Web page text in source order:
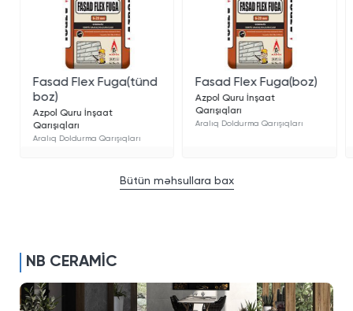
Bütün məhsullara bax
Fasad Flex Fuga(tünd
boz)
Azpol Quru İnşaat
Qarışıqları
Aralıq Doldurma Qarışıqları
Fasad Flex Fuga(boz)
Azpol Quru İnşaat
Qarışıqları
Aralıq Doldurma Qarışıqları
NB CERAMİC